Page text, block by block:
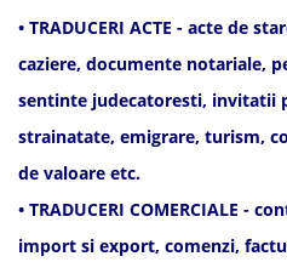
• TRADUCERI ACTE - acte de
caziere, documente notariale,
sentinte judecatoresti, invitatii
strainatate, emigrare, turism,
de valoare etc.
• TRADUCERI COMERCIALE -
import si export, comenzi,